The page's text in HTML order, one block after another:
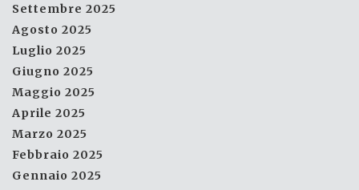
Settembre 2025
Agosto 2025
Luglio 2025
Giugno 2025
Maggio 2025
Aprile 2025
Marzo 2025
Febbraio 2025
Gennaio 2025